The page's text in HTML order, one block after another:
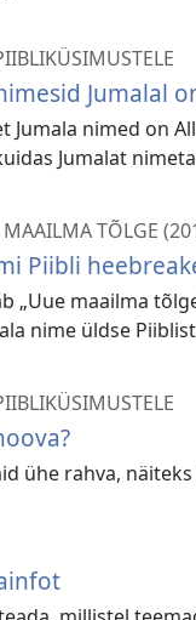
Jumalal
Jumala nimed on
Jumalat
TÕLGE
Piibli
„Uue maailma
nime üldse
ühe rahva,